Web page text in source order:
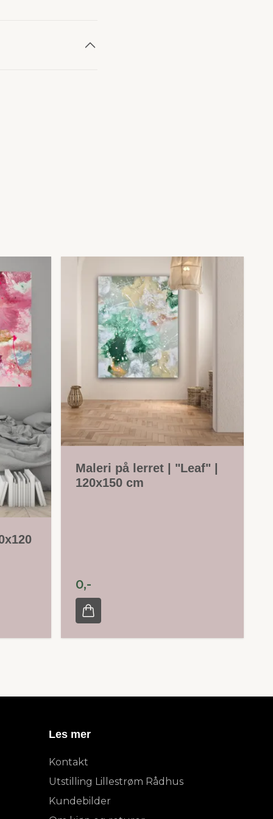
Maleri på lerret | "Leaf" |
120x150 cm
0,-
Les mer
Kontakt
Utstilling Lillestrøm Rådhus
Kundebilder